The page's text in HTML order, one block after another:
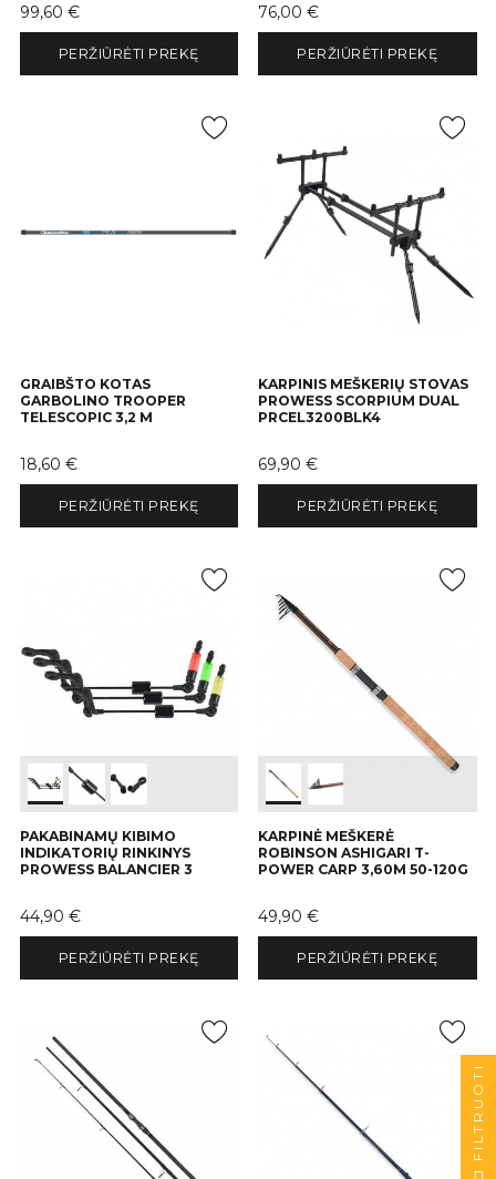
Kaina
99,60 €
PERŽIŪRĖTI PREKĘ
Kaina
76,00 €
PERŽIŪRĖTI PREKĘ
GRAIBŠTO KOTAS
GARBOLINO TROOPER
TELESCOPIC 3,2 M
Kaina
18,60 €
PERŽIŪRĖTI PREKĘ
KARPINIS MEŠKERIŲ STOVAS
PROWESS SCORPIUM DUAL
PRCEL3200BLK4
Kaina
69,90 €
PERŽIŪRĖTI PREKĘ
PAKABINAMŲ KIBIMO
INDIKATORIŲ RINKINYS
PROWESS BALANCIER 3
Kaina
44,90 €
PERŽIŪRĖTI PREKĘ
KARPINĖ MEŠKERĖ
ROBINSON ASHIGARI T-
POWER CARP 3,60M 50-120G
Kaina
49,90 €
PERŽIŪRĖTI PREKĘ
FILTRUOTI